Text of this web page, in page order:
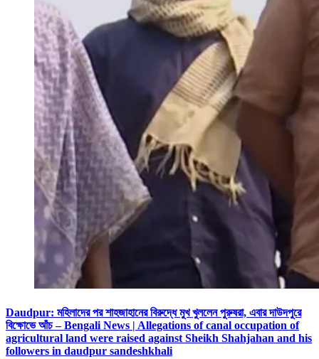
Daudpur: মহিলাদের পর শাহজাহানের বিরুদ্ধে মুখ খুললেন পুরুষরা, এবার দাউদপুরে
বিক্ষোভে আঁচ – Bengali News | Allegations of canal occupation of
agricultural land were raised against Sheikh Shahjahan and his
followers in daudpur sandeshkhali